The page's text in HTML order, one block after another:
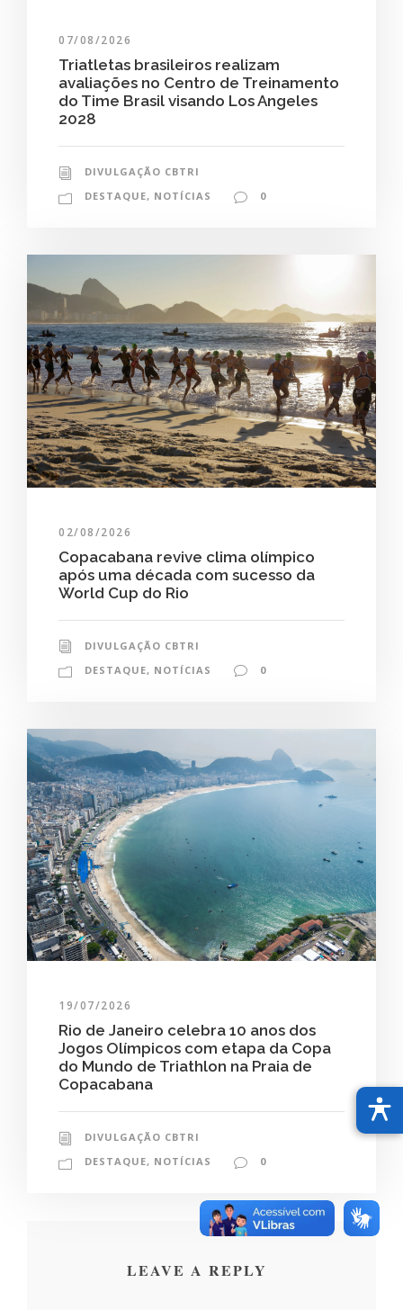
07/08/2026
Triatletas brasileiros realizam
avaliações no Centro de Treinamento
do Time Brasil visando Los Angeles
2028
DIVULGAÇÃO CBTRI
DESTAQUE, NOTÍCIAS 0
02/08/2026
Copacabana revive clima olímpico
após uma década com sucesso da
World Cup do Rio
DIVULGAÇÃO CBTRI
DESTAQUE, NOTÍCIAS 0
19/07/2026
Rio de Janeiro celebra 10 anos dos
Jogos Olímpicos com etapa da Copa
do Mundo de Triathlon na Praia de
Copacabana
DIVULGAÇÃO CBTRI
DESTAQUE, NOTÍCIAS 0
LEAVE A REPLY